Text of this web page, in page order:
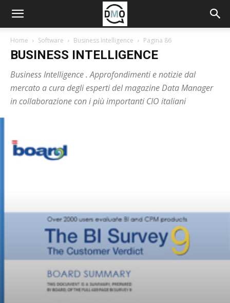
Home Software Business Intelligence Pagina 86
BUSINESS INTELLIGENCE
Business Intelligence . Approfondimenti e notizie dal
mercato a cura degli esperti del magazine Data Manager
in collaborazione con i più importanti CIO italiani